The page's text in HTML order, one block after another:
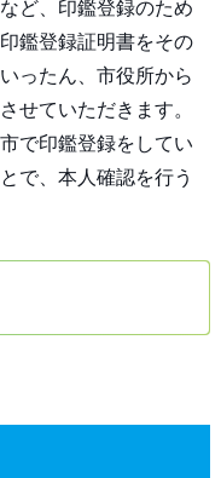
ど、印鑑登録のため
鑑登録証明書をその
ったん、市役所から
せていただきます。
で印鑑登録をしてい
で、本人確認を行う